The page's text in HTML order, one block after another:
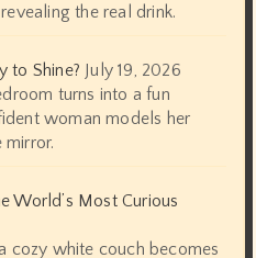
the real drink.
to Shine? July 19, 2026
turns into a fun
woman models her
World’s Most Curious
cozy white couch becomes